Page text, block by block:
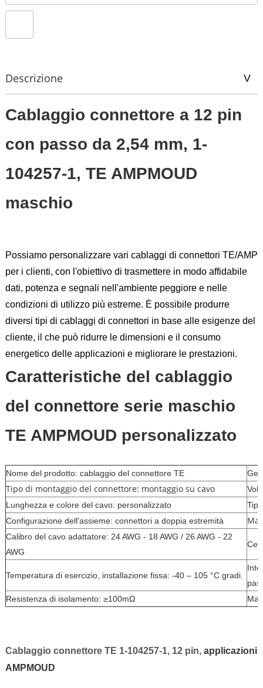
Descrizione
Cablaggio connettore a 12 pin
con passo da 2,54 mm, 1-
104257-1, TE AMPMOUD
maschio
Possiamo personalizzare vari cablaggi di connettori TE/AMP
per i clienti, con l'obiettivo di trasmettere in modo affidabile
dati, potenza e segnali nell'ambiente peggiore e nelle
condizioni di utilizzo più estreme. È possibile produrre
diversi tipi di cablaggi di connettori in base alle esigenze del
cliente, il che può ridurre le dimensioni e il consumo
energetico delle applicazioni e migliorare le prestazioni.
Caratteristiche del cablaggio
del connettore serie maschio
TE AMPMOUD personalizzato
Nome del prodotto: cablaggio del connettore TE
Tipo di montaggio del connettore: montaggio su cavo
Lunghezza e colore del cavo: personalizzato
Configurazione dell'assieme: connettori a doppia estremità
Calibro del cavo adattatore: 24 AWG - 18 AWG / 26 AWG - 22
AWG
Temperatura di esercizio, installazione fissa: -40 – 105 °C gradi.
Resistenza di isolamento: ≥100mΩ
Cablaggio connettore TE 1-104257-1, 12 pin, applicazioni
AMPMOUD